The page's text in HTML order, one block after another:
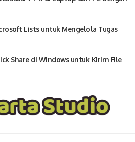
Lists untuk Mengelola Tugas
Share di Windows untuk Kirim File